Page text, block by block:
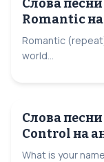
Слова
Romantic
Romantic
world...
Слова
Control на
What is your